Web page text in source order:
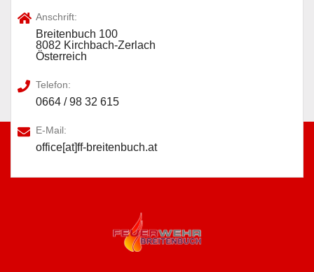
Anschrift:
Breitenbuch 100
8082 Kirchbach-Zerlach
Österreich
Telefon:
0664 / 98 32 615
E-Mail:
office[at]ff-breitenbuch.at